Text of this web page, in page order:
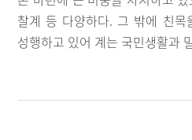
찰계 등 다양하다. 그 밖에 친
성행하고 있어 계는 국민생활과